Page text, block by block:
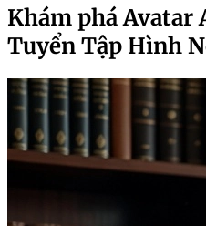
Khám phá Avatar
Tuyển Tập Hình